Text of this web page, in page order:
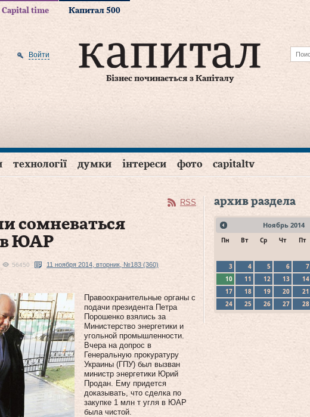
Capital time Капитал 500
Бізнес починається з Капіталу
Войти
технології думки інтереси фото capitaltv
RSS
сомневаться
в ЮАР
56450 11 ноября 2014, вторник, №183 (360)
Правоохранительные органы с
подачи президента Петра
Порошенко взялись за
Министерство энергетики и
угольной промышленности.
Вчера на допрос в
Генеральную прокуратуру
Украины (ГПУ) был вызван
министр энергетики Юрий
Продан. Ему придется
доказывать, что сделка по
закупке 1 млн т угля в ЮАР
была чистой.
архив раздела
Ноябрь 2014
Пн Вт Ср Чт Пт
3
4 5 6 7
10
11 12 13 14
17
18 19 20 21
24
25 26 27 28